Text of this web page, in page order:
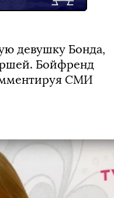
девушку Бонда,
Бойфренд
СМИ